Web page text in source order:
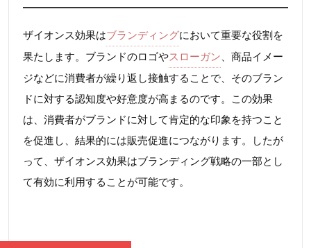
ザイオンス効果はブランディングにおいて重要な役割を
果たします。ブランドのロゴやスローガン 、商品イメー
ジなどに消費者が繰り返し接触することで、そのブラン
ドに対する認知度や好意度が高まるのです。この効果
は、消費者がブランドに対して肯定的な印象を持つこと
を促進し、結果的には販売促進につながります。したが
って、ザイオンス効果はブランディング戦略の一部とし
て有効に利用することが可能です。